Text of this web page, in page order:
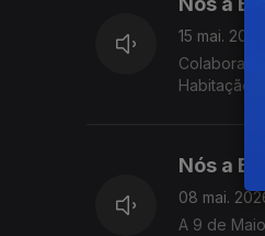
15 mai. 2026
Habitação
Magno
Nós a
08 mai.
A 9 de